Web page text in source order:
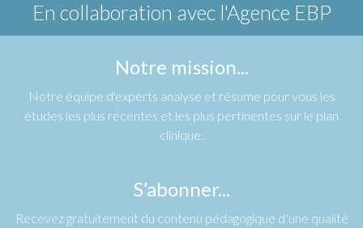
En collaboration avec l'Agence EBP
Notre mission...
Notre équipe d'experts analyse et résume pour vous les
études les plus récentes et les plus pertinentes sur le plan
clinique.
S’abonner...
Recevez gratuitement du contenu pédagogique d’une qualité